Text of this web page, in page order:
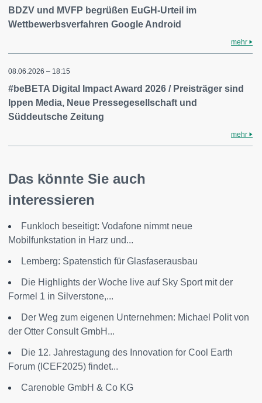
BDZV und MVFP begrüßen EuGH-Urteil im
Wettbewerbsverfahren Google Android
mehr
08.06.2026 – 18:15
#beBETA Digital Impact Award 2026 / Preisträger sind
Ippen Media, Neue Pressegesellschaft und
Süddeutsche Zeitung
mehr
Das könnte Sie auch
interessieren
Funkloch beseitigt: Vodafone nimmt neue
Mobilfunkstation in Harz und...
Lemberg: Spatenstich für Glasfaserausbau
Die Highlights der Woche live auf Sky Sport mit der
Formel 1 in Silverstone,...
Der Weg zum eigenen Unternehmen: Michael Polit von
der Otter Consult GmbH...
Die 12. Jahrestagung des Innovation for Cool Earth
Forum (ICEF2025) findet...
Carenoble GmbH & Co KG